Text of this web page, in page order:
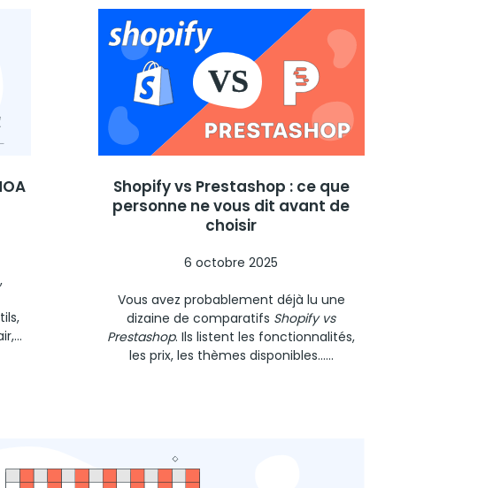
Shopify vs Prestashop : ce que
personne ne vous dit avant de
choisir
6 octobre 2025
Vous avez probablement déjà lu une
dizaine de comparatifs Shopify vs
Prestashop. Ils listent les fonctionnalités,
les prix, les thèmes disponibles…...